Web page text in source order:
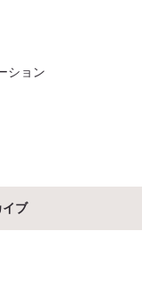
ション
イブ